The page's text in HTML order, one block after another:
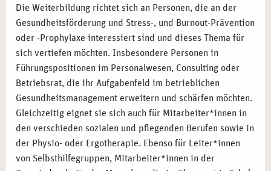
Die Weiterbildung richtet sich an Personen, die an der
Gesundheitsförderung und Stress-, und Burnout-Prävention
oder -Prophylaxe interessiert sind und dieses Thema für
sich vertiefen möchten. Insbesondere Personen in
Führungspositionen im Personalwesen, Consulting oder
Betriebsrat, die ihr Aufgabenfeld im betrieblichen
Gesundheitsmanagement erweitern und schärfen möchten.
Gleichzeitig eignet sie sich auch für Mitarbeiter*innen in
den verschieden sozialen und pflegenden Berufen sowie in
der Physio- oder Ergotherapie. Ebenso für Leiter*innen
von Selbsthilfegruppen, Mitarbeiter*innen in der